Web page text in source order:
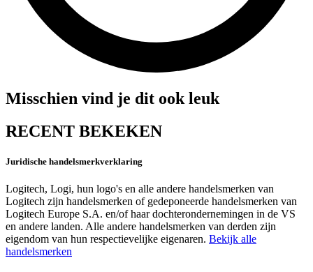
Misschien vind je dit ook leuk
RECENT BEKEKEN
Juridische handelsmerkverklaring
Logitech, Logi, hun logo's en alle andere handelsmerken van
Logitech zijn handelsmerken of gedeponeerde handelsmerken van
Logitech Europe S.A. en/of haar dochterondernemingen in de VS
en andere landen. Alle andere handelsmerken van derden zijn
eigendom van hun respectievelijke eigenaren. Bekijk alle
handelsmerken